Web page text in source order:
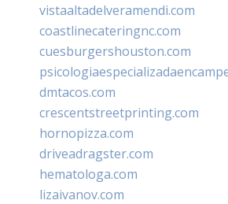
vistaaltadelveramendi.com
coastlinecateringnc.com
cuesburgershouston.com
dmtacos.com
crescentstreetprinting.com
hornopizza.com
driveadragster.com
hematologa.com
lizaivanov.com